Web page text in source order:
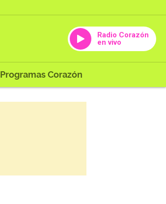
Radio Corazón
en vivo
Programas Corazón